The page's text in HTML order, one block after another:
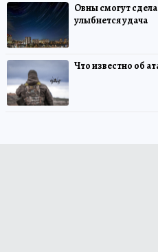
Овны смогут
улыбнется удача
Что известно об